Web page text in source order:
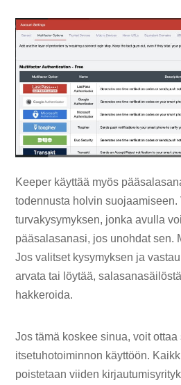
Keeper käyttää myös
todennusta holvin suojaamiseen.
turvakysymyksen, jonka avulla
pääsalasanasi, jos unohdat sen.
Jos valitset kysymyksen ja
arvata tai löytää,
hakkeroida.
Jos tämä koskee sinua, voit
itsetuhotoiminnon käyttöön.
poistetaan viiden